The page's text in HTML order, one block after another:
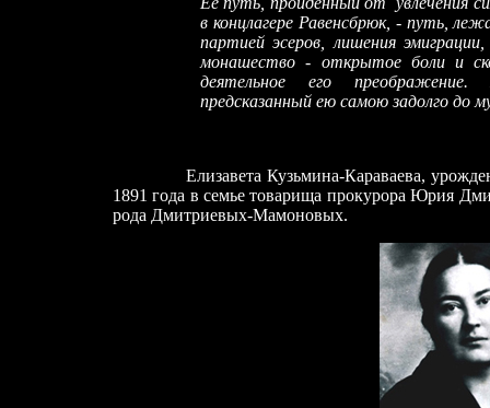
в концлагере Равенсбрюк, -путь,
партией эсеров, лишения
монашество- открытое боли и
деятельное его преображение.
предсказанный ею самоюзадолго до
Елизавета Кузьмина-Караваева,
1891 года в семье товарища прокурора Юрия
рода Дмитриевых-Мамоновых.